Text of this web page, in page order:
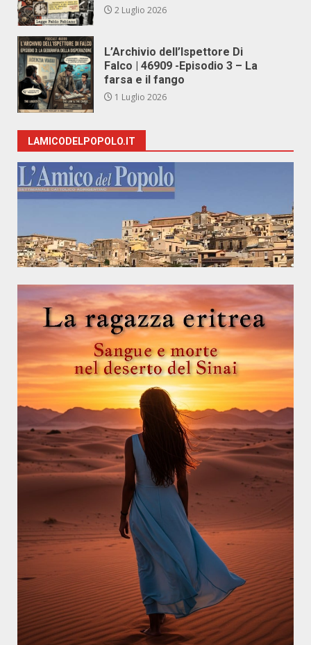
2 Luglio 2026
L’Archivio dell’Ispettore Di
Falco | 46909 -Episodio 3 – La
farsa e il fango
1 Luglio 2026
LAMICODELPOPOLO.IT